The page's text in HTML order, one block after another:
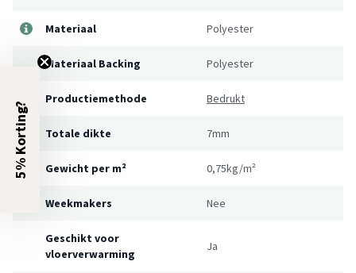
Materiaal Polyester
Materiaal Backing Polyester
Productiemethode Bedrukt
Totale dikte 7mm
Gewicht per m² 0,75kg/m²
Weekmakers Nee
Geschikt voor
vloerverwarming
Ja
5% Korting?